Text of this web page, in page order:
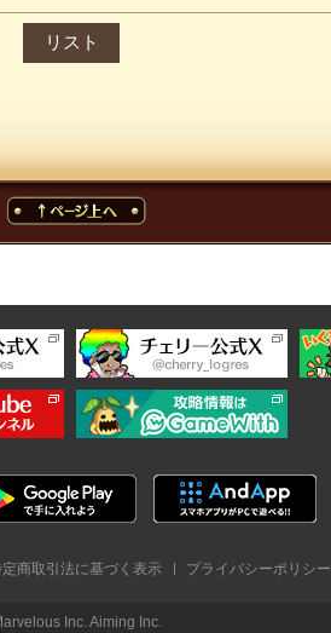
リスト
商取引法に基づく表示 プライバシーポリシー
Inc. Aiming Inc.